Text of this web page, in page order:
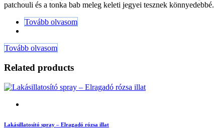
patchouli és a tonka bab meleg keleti jegyei tesznek könnyedebbé.
Tovább olvasom
Tovább olvasom
Related products
Lakásillatosító spray – Elragadó rózsa illat